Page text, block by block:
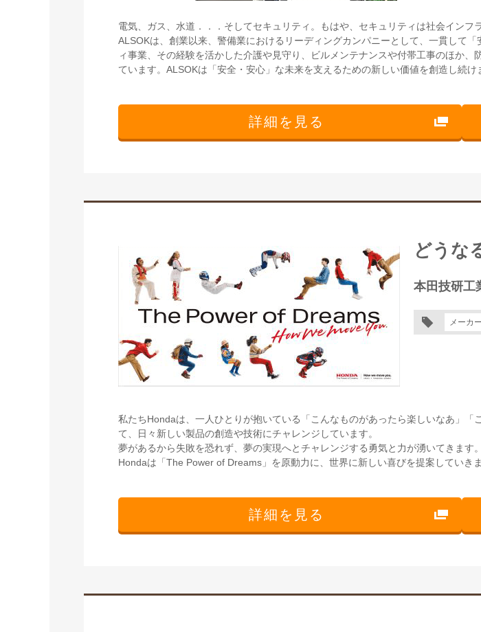
電気、ガス、水道．．．そしてセキュリティ。もはや、セキュリティは社会インフ
ALSOKは、創業以来、警備業におけるリーディングカンパニーとして、一貫して
ィ事業、その経験を活かした介護や見守り、ビルメンテナンスや付帯工事のほか
ています。ALSOKは「安全・安心」な未来を支えるための新しい価値を創造し続け
詳細を見る
どうな
本田技研工
メーカー
私たちHondaは、一人ひとりが抱いている「こんなものがあったら楽しいなあ」
て、日々新しい製品の創造や技術にチャレンジしています。
夢があるから失敗を恐れず、夢の実現へとチャレンジする勇気と力が湧いてきます
Hondaは「The Power of Dreams」を原動力に、世界に新しい喜びを提案していきま
詳細を見る